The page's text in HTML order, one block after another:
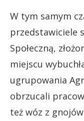
W tym samym
przedstawiciele
Społeczną,
miejscu
ugrupowania
obrzucali
też wóz z